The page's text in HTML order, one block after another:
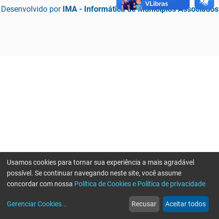
Desenvolvido por IMA - Informática de Municípios Associados
web
Notícias
more_horiz
Mais
Usamos cookies para tornar sua experiência a mais agradável
possível. Se continuar navegando neste site, você assume
concordar com nossa Política de Cookies e Política de privacidade
Gerenciar Cookies... Recusar Aceitar todos
Erro ao enviar informações, por favor tente novamente